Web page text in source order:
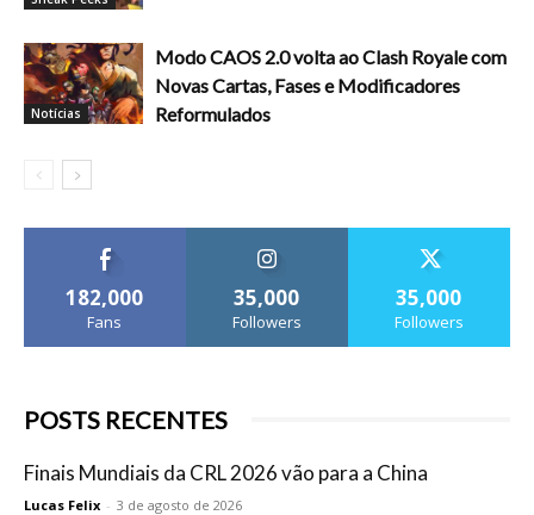
Notícias
Modo CAOS 2.0 volta ao Clash Royale com
Novas Cartas, Fases e Modificadores
Reformulados
182,000
Fans
35,000
Followers
35,000
Followers
POSTS RECENTES
Finais Mundiais da CRL 2026 vão para a China
Lucas Felix - 3 de agosto de 2026